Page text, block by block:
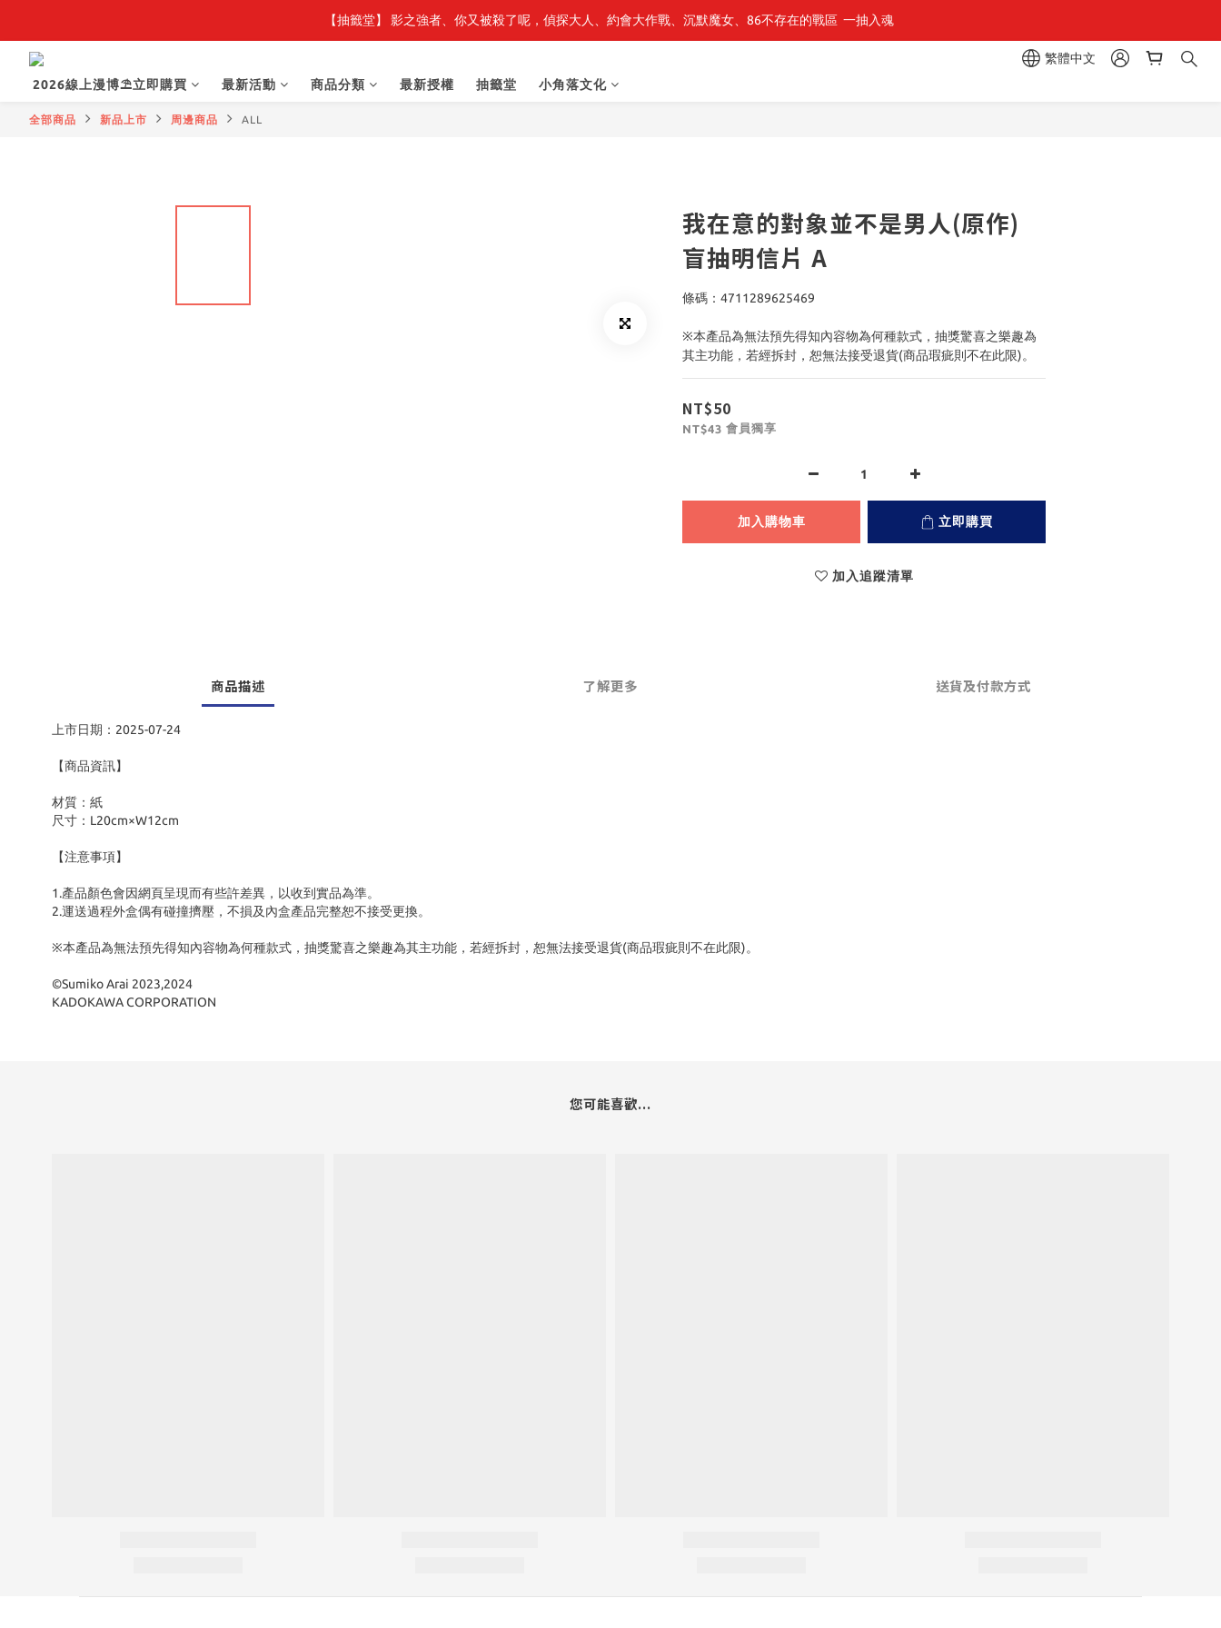
最新開賣🔥「全知讀者視角」 周邊商品
【抽籤堂】 影之強者、你又被殺了呢，偵探大人、約會大作戰、沉默魔女、86不存在的戰區  一抽入魂
繁體中文
2026線上漫博⛱️立即購買
最新活動 商品分類 最新授權 抽籤堂 小角落文化
全部商品 新品上市 周邊商品 ALL
我在意的對象並不是男人(原作)
盲抽明信片 A
條碼：4711289625469
※本產品為無法預先得知內容物為何種款式，抽獎驚喜之樂趣為
其主功能，若經拆封，恕無法接受退貨(商品瑕疵則不在此限)。
NT$50
NT$43 會員獨享
加入購物車 立即購買
加入追蹤清單
商品描述 了解更多 送貨及付款方式
上市日期：2025-07-24
【商品資訊】
材質：紙
尺寸：L20cm×W12cm
【注意事項】
1.產品顏色會因網頁呈現而有些許差異，以收到實品為準。
2.運送過程外盒偶有碰撞擠壓，不損及內盒產品完整恕不接受更換。
※本產品為無法預先得知內容物為何種款式，抽獎驚喜之樂趣為其主功能，若經拆封，恕無法接受退貨(商品瑕疵則不在此限)。
©Sumiko Arai 2023,2024
KADOKAWA CORPORATION
您可能喜歡...